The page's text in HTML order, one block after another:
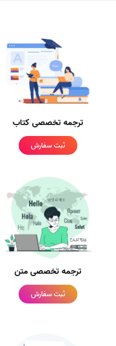
ترجمه تخصصی کتاب
ثبت سفارش
ترجمه تخصصی متن
ثبت سفارش